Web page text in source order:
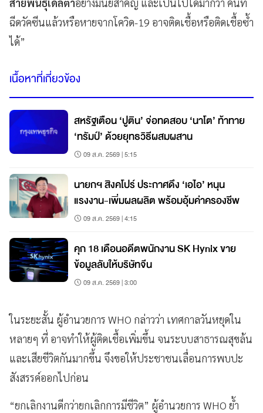
สายพันธุ์เดลตาอย่างมีนัยสำคัญ และเป็นไปได้มากว่า คนที่
ฉีดวัคซีนแล้วหรือหายจากโควิด-19 อาจติดเชื้อหรือติดเชื้อซ้ำ
ได้”
เนื้อหาที่เกี่ยวข้อง
สหรัฐเตือน ‘ปูติน’ จ่อทดสอบ ‘นาโต’ ท้าทาย
‘ทรัมป์’ ด้วยยุทธวิธีผสมผสาน
09 ส.ค. 2569 | 5:15
นายกฯ สิงคโปร์ ประกาศดึง ‘เอไอ’ หนุน
แรงงาน-เพิ่มผลผลิต พร้อมอุ้มค่าครองชีพ
09 ส.ค. 2569 | 4:15
คุก 18 เดือนอดีตพนักงาน SK Hynix ขาย
ข้อมูลลับให้บริษัทจีน
09 ส.ค. 2569 | 3:00
ในระยะสั้น ผู้อำนวยการ WHO กล่าวว่า เทศกาลวันหยุดใน
หลายๆ ที่ อาจทำให้ผู้ติดเชื้อเพิ่มขึ้น จนระบบสาธารณสุขล้น
และเสียชีวิตกันมากขึ้น จึงขอให้ประชาชนเลื่อนการพบปะ
สังสรรค์ออกไปก่อน
“ยกเลิกงานดีกว่ายกเลิกการมีชีวิต” ผู้อำนวยการ WHO ย้ำ